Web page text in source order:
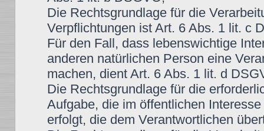
Die Rechtsgrundlage für die
Verpflichtungen ist Art. 6 Abs. 1 lit. c
Für den Fall, dass lebenswichtige
anderen natürlichen Person eine
machen, dient Art. 6 Abs. 1 lit. d
Die Rechtsgrundlage für die
Aufgabe, die im öffentlichen
erfolgt, die dem Verantwortlichen